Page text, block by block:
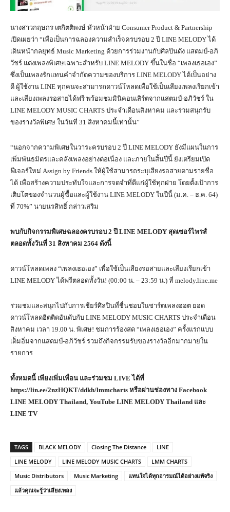
นางสาวกฤษกร เตกิตติพงษ์ หัวหน้าฝ่าย Consumer Product & Partnership
เปิดเผยว่า “เพื่อเป็นการฉลองความสำเร็จครบรอบ 2 ปี LINE MELODY ได้
เดินหน้ากลยุทธ์ Music Marketing ด้วยการร่วมงานกับศิลปินดัง แสตมป์-อภิ
วัชร์ แต่งเพลงพิเศษเฉพาะสำหรับ LINE MELODY ขึ้นในชื่อ “เพลงเธอเอง”
ซึ่งเป็นเพลงรักแทนคำจำกัดความของบริการ LINE MELODY ได้เป็นอย่าง
ดี ผู้ใช้งาน LINE ทุกคนจะสามารถดาวน์โหลดเพื่อใช้เป็นเสียงเพลงเรียกเข้า
และเสียงเพลงรอสายได้ฟรี พร้อมชมมินิคอนเสิร์ตจากแสตมป์-อภิวัชร์ ใน
LINE MELODY MUSIC CHARTS ประจำเดือนสิงหาคม และร่วมสนุกรับ
ของรางวัลพิเศษ ในวันที่ 31 สิงหาคมนี้เท่านั้น”
“นอกจากความพิเศษในวาระครบรอบ 2 ปี LINE MELODY ยังมีแผนในการ
เพิ่มพันธมิตรและคลังเพลงอย่างต่อเนื่อง และภายในสิ้นปีนี้ ยังเตรียมเปิด
ฟีเจอร์ใหม่ Assign by Friends ให้ผู้ใช้สามารถระบุเสียงรอสายตามรายชื่อ
ได้ เพื่อสร้างความประทับใจและการจดจำที่ดีแก่ผู้ใช้ทุกฝ่าย โดยตั้งเป้าการ
เติบโตของจำนวนผู้ซื้อและผู้ใช้งาน LINE MELODY ในปีนี้ (ม.ค. – ธ.ค. 64)
ที่ 70%” นายนรสิทธิ์ กล่าวเสริม
พบกับกิจกรรมพิเศษฉลองครบรอบ 2 ปี LINE MELODY สุดเซอร์ไพรส์
ตลอดทั้งวันที่ 31 สิงหาคม 2564 ดังนี้
ดาวน์โหลดเพลง “เพลงเธอเอง” เพื่อใช้เป็นเสียงรอสายและเสียงเรียกเข้า
LINE MELODY ได้ฟรีตลอดทั้งวัน! (00:00 น. – 23:59 น.) ที่ melody.line.me
ร่วมชมและสนุกไปกับการเชียร์ศิลปินที่ชื่นชอบในชาร์ตเพลงฮอต ยอด
ดาวน์โหลดฮิตติดอันดับกับ LINE MELODY MUSIC CHARTS ประจำเดือน
สิงหาคม เวลา 19.00 น. พิเศษ! ชมการร้องสด “เพลงเธอเอง” ครั้งแรกแบบ
เต็มอิ่มจากแสตมป์-อภิวัชร์ รวมถึงกิจกรรมรับของรางวัลอีกมากมายใน
รายการ
ทั้งหมดนี้ เพียงเพิ่มเพื่อน และร่วมชม LIVE ได้ที่
https://lin.ee/2nzHQKT/ddkh/lmmcharts หรือผ่านช่องทาง Facebook
LINE MELODY Thailand, YouTube LINE MELODY Thailand และ
LINE TV
TAGS BLACK MELODY Closing The Distance
LINE
LINE MELODY
LINE MELODY MUSIC CHARTS
LMM CHARTS
Music Distributors
Music Marketing
แทนใจได้ทุกอารมณ์ได้อย่างแท้จริง
แล้วคุณจะรู้ว่าเสียงเพลง